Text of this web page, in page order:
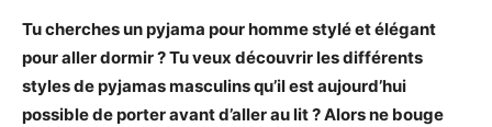
Tu cherches un pyjama pour homme stylé et élégant
pour aller dormir ? Tu veux découvrir les différents
styles de pyjamas masculins qu’il est aujourd’hui
possible de porter avant d’aller au lit ? Alors ne bouge